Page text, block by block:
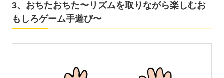
3、おちたおちた〜リズムを取りながら楽しむお
もしろゲーム手遊び〜